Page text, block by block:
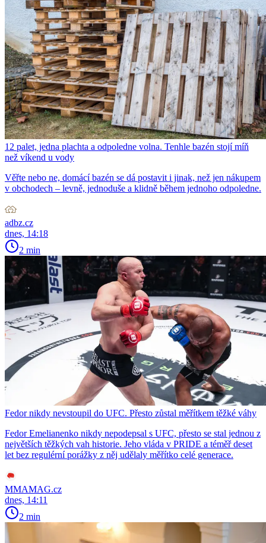
12 palet, jedna plachta a odpoledne volna. Tenhle bazén stojí míň
než víkend u vody
Věřte nebo ne, domácí bazén se dá postavit i jinak, než jen nákupem
v obchodech – levně, jednoduše a klidně během jednoho odpoledne.
adbz.cz
dnes, 14:18
2 min
Fedor nikdy nevstoupil do UFC. Přesto zůstal měřítkem těžké váhy
Fedor Emelianenko nikdy nepodepsal s UFC, přesto se stal jednou z
největších těžkých vah historie. Jeho vláda v PRIDE a téměř deset
let bez regulérní porážky z něj udělaly měřítko celé generace.
MMAMAG.cz
dnes, 14:11
2 min